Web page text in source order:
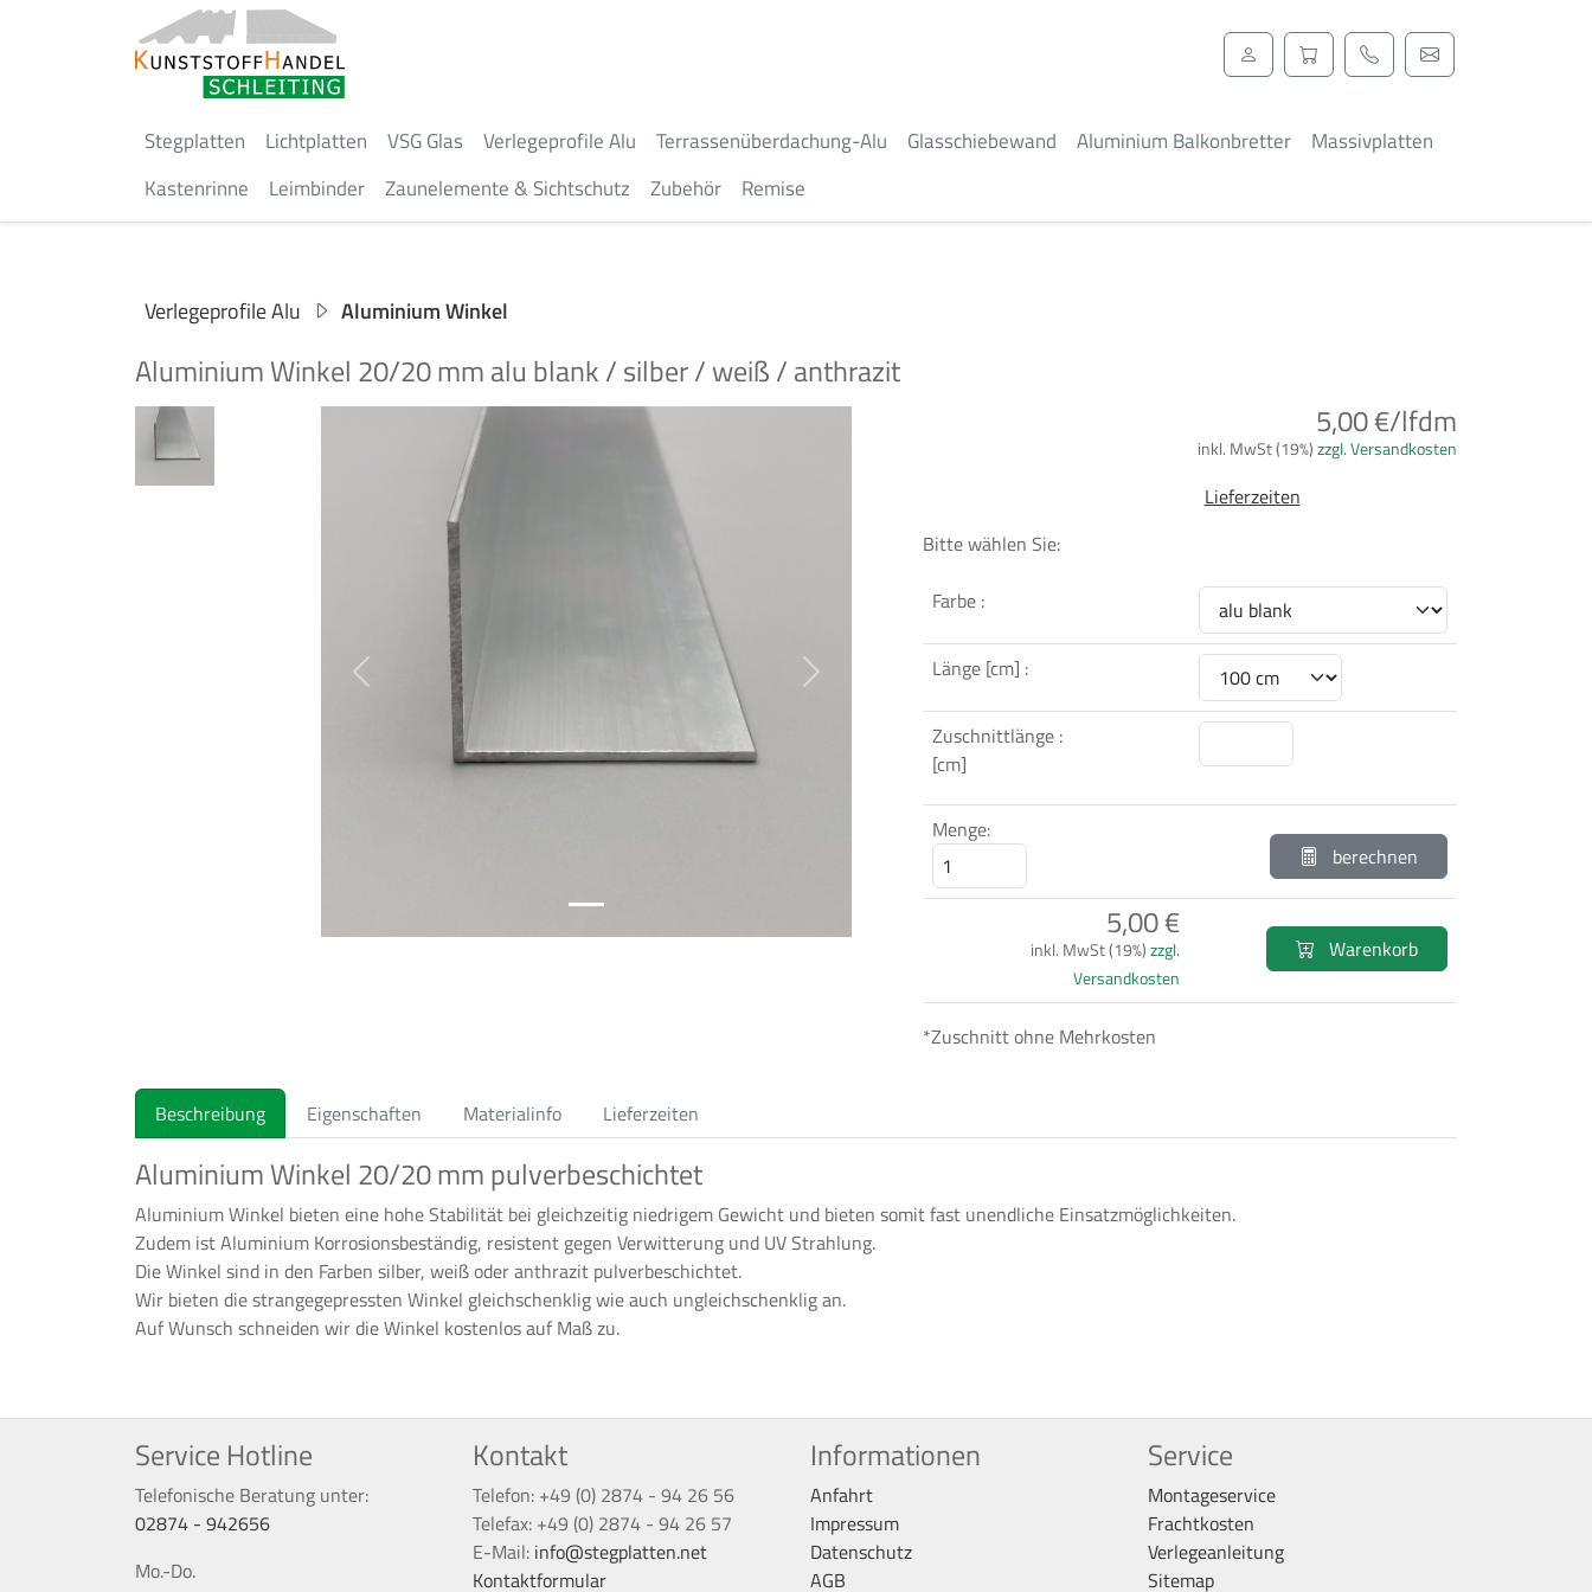
Stegplatten Lichtplatten VSG Glas Verlegeprofile Alu Terrassenüberdachung-Alu Glasschiebewand Aluminium Balkonbretter
Massivplatten
Kastenrinne
Leimbinder Zaunelemente & Sichtschutz Zubehör Remise
Verlegeprofile Alu Aluminium Winkel
Aluminium Winkel 20/20 mm alu blank / silber / weiß / anthrazit
Previous Next
5,00 €/lfdm
inkl. MwSt (19%)zzgl. Versandkosten
Lieferzeiten
Bitte wählen Sie:
Farbe :
Länge [cm] :
Zuschnittlänge :
[cm]
Menge:
berechnen
5,00 €
inkl. MwSt (19%)zzgl.
Versandkosten
Warenkorb
*Zuschnitt ohne Mehrkosten
Beschreibung Eigenschaften Materialinfo Lieferzeiten
Aluminium Winkel 20/20 mm pulverbeschichtet
Aluminium Winkel bieten eine hohe Stabilität bei gleichzeitig niedrigem Gewicht und bieten somit fast unendliche Einsatzmöglichkeiten.
Zudem ist Aluminium Korrosionsbeständig, resistent gegen Verwitterung und UV Strahlung.
Die Winkel sind in den Farben silber, weiß oder anthrazit pulverbeschichtet.
Wir bieten die strangegepressten Winkel gleichschenklig wie auch ungleichschenklig an.
Auf Wunsch schneiden wir die Winkel kostenlos auf Maß zu.
Service Hotline
Telefonische Beratung unter:
02874 - 942656
Mo.-Do.
Kontakt
Telefon: +49 (0) 2874 - 94 26 56
Telefax: +49 (0) 2874 - 94 26 57
E-Mail: info@stegplatten.net
Kontaktformular
Informationen
Anfahrt
Impressum
Datenschutz
AGB
Service
Montageservice
Frachtkosten
Verlegeanleitung
Sitemap